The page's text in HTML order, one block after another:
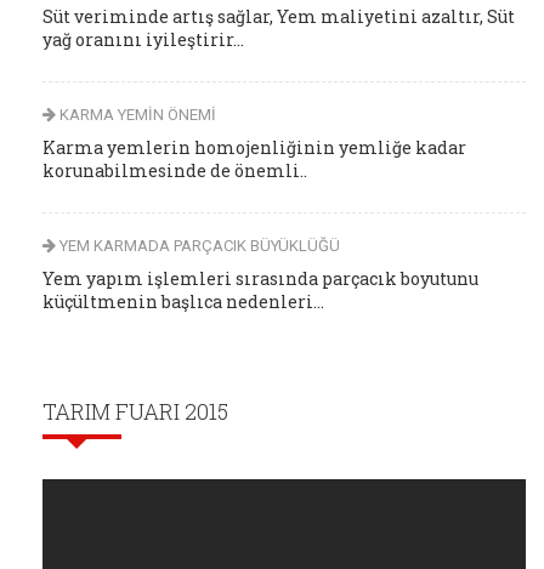
Süt veriminde artış sağlar, Yem maliyetini azaltır, Süt
yağ oranını iyileştirir...
KARMA YEMİN ÖNEMİ
Karma yemlerin homojenliğinin yemliğe kadar
korunabilmesinde de önemli..
YEM KARMADA PARÇACIK BÜYÜKLÜĞÜ
Yem yapım işlemleri sırasında parçacık boyutunu
küçültmenin başlıca nedenleri...
TARIM FUARI 2015